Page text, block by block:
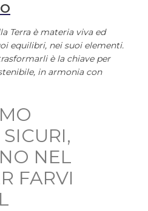
Terra è materia viva ed
equilibri, nei suoi elementi.
è la chiave per
in armonia con
NEL
FARVI